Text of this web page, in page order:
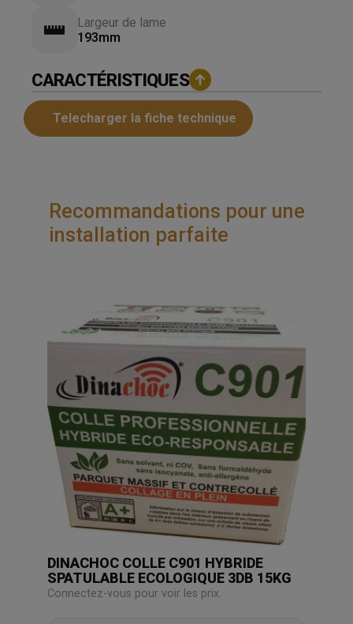
Largeur de lame
193mm
CARACTÉRISTIQUES
Telecharger la fiche technique
Recommandations pour une
installation parfaite
DINACHOC COLLE C901 HYBRIDE
SPATULABLE ECOLOGIQUE 3DB 15KG
Connectez-vous pour voir les prix.